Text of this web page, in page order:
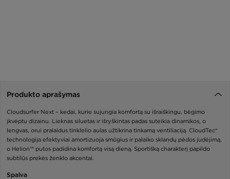
Produkto aprašymas
Cloudsurfer Next – kedai, kurie sujungia komfortą su išraiškingu, bėgimo
įkvėptu dizainu. Lieknas siluetas ir išryškintas padas suteikia dinamikos, o
lengvas, orui pralaidus tinklelio aulas užtikrina tinkamą ventiliaciją. CloudTec®
technologija efektyviai amortizuoja smūgius ir palaiko sklandų pėdos judėjimą,
o Helion™ putos padidina komfortą visą dieną. Sportišką charakterį papildo
subtilūs prekės ženklo akcentai.
Spalva